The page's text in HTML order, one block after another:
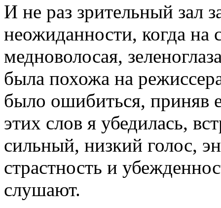
И не раз зрительный зал
неожиданности, когда на
медноволосая,
была похожа на
было ошибиться, приняв
этих слов я убедилась,
сильный, низкий голос,
страстность и
слушают.